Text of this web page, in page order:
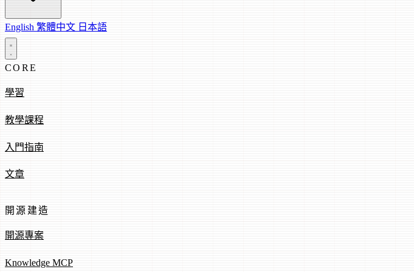
English 繁體中文 日本語
CORE
學習
教學課程
入門指南
文章
開源建造
開源專案
Knowledge MCP